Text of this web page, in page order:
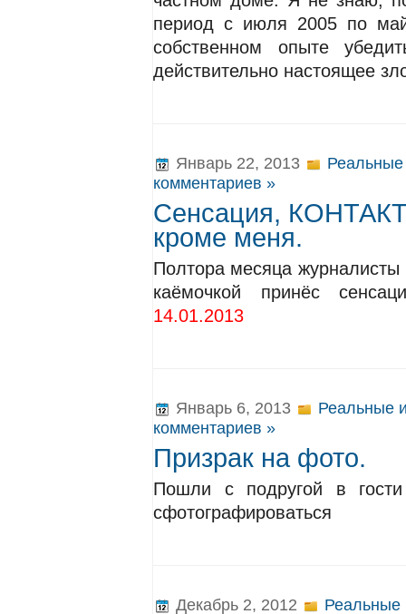
период с июля 2005 по
собственном опыте
действительно настоящее
Январь 22, 2013
Реальные
комментариев »
Сенсация, КОНТАКТ
кроме меня.
Полтора месяца журналисты
каёмочкой принёс
14.01.2013
Январь 6, 2013
Реальные
комментариев »
Призрак на фото.
Пошли с подругой в
сфотографироваться
Декабрь 2, 2012
Реальные